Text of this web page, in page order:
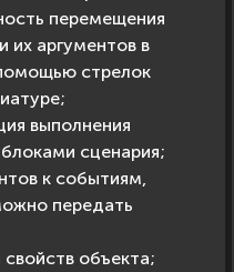
перемещения
их аргументов в
стрелок
выполнения
сценария;
к событиям,
передать
объекта;